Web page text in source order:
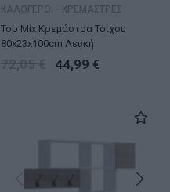
ΚΑΛΟΓΕΡΟΙ - ΚΡΕΜΑΣΤΡΕΣ
Top Mix Κρεμάστρα Τοίχου
80x23x100cm Λευκή
44,99 €